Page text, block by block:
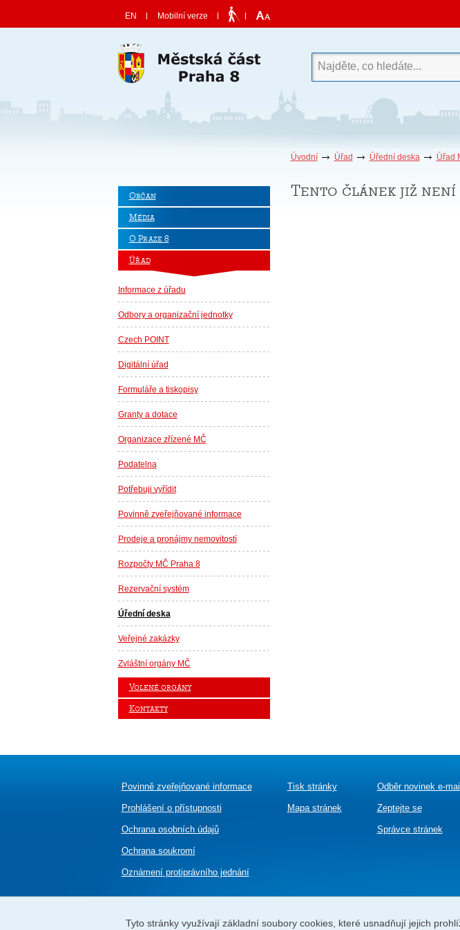
EN Mobilní verze
Úvodní Úřad Úřední deska Úřad
Občan
Média
O Praze 8
Úřad
Informace z úřadu
Odbory a organizační jednotky
Czech POINT
Digitální úřad
Formuláře a tiskopisy
Granty a dotace
Organizace zřízené MČ
Podatelna
Potřebuji vyřídit
Povinně zveřejňované informace
Prodeje a pronájmy nemovitostí
Rozpočty MČ Praha 8
Rezervační systém
Úřední deska
Veřejné zakázky
Zvláštní orgány MČ
Volené orgány
Kontakty
Tento článek již není
Povinně zveřejňované informace
Prohlášení o přístupnosti
Ochrana osobních údajů
Ochrana soukromí
Oznámeníprotiprávního jednání
Tisk stránky
Mapa stránek
Odběr novinek e-
Zeptejte se
Správce stránek
Tyto stránky využívají základní soubory cookies, které usnadňují jejich